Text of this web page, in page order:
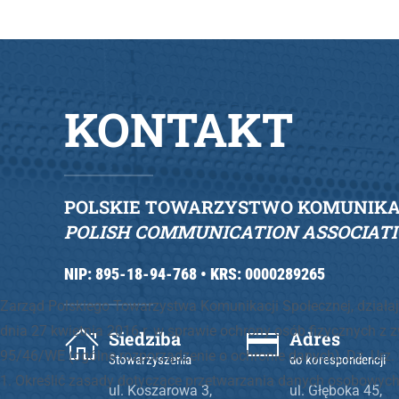
KONTAKT
POLSKIE TOWARZYSTWO
POLISH COMMUNICATION
NIP: 895-18-94-768 • KRS: 0000289265
Siedziba
Stowarzyszenia
ul. Koszarowa 3,
Adres
do korespondencji
ul. Głęboka 45,
Zarząd Polskiego Towarzystwa Komunikacji Społecznej,
dnia 27 kwietnia 2016 r. w sprawie ochrony osób fizycznych z
95/46/WE (ogólne rozporządzenie o ochronie danych), Dz.
1. Określić zasady dotyczące przetwarzania danych